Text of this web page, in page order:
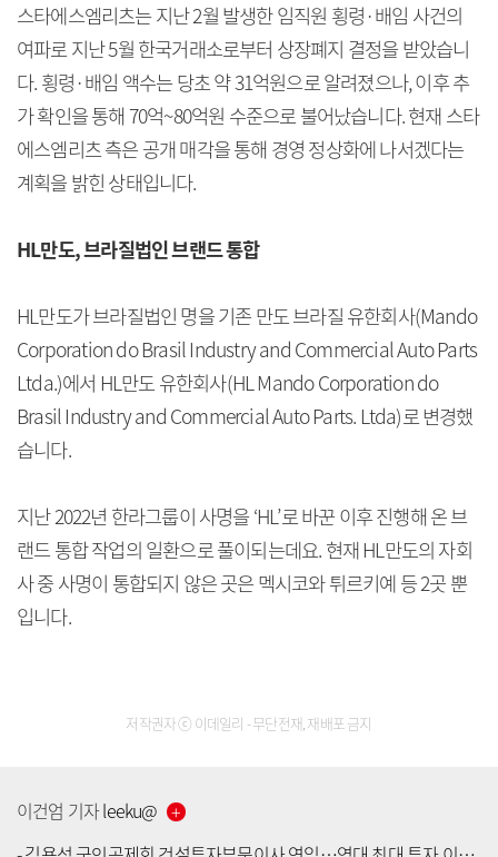
스타에스엠리츠는 지난 2월 발생한 임직원 횡령·배임 사건의
여파로 지난 5월 한국거래소로부터 상장폐지 결정을 받았습니
다. 횡령·배임 액수는 당초 약 31억원으로 알려졌으나, 이후 추
가 확인을 통해 70억~80억원 수준으로 불어났습니다. 현재 스타
에스엠리츠 측은 공개 매각을 통해 경영 정상화에 나서겠다는
계획을 밝힌 상태입니다.
HL만도, 브라질법인 브랜드 통합
HL만도가 브라질법인 명을 기존 만도 브라질 유한회사(Mando
Corporation do Brasil Industry and Commercial Auto Parts
Ltda.)에서 HL만도 유한회사(HL Mando Corporation do
Brasil Industry and Commercial Auto Parts. Ltda)로 변경했
습니다.
지난 2022년 한라그룹이 사명을 ‘HL’로 바꾼 이후 진행해 온 브
랜드 통합 작업의 일환으로 풀이되는데요. 현재 HL만도의 자회
사 중 사명이 통합되지 않은 곳은 멕시코와 튀르키예 등 2곳 뿐
입니다.
저작권자 ⓒ 이데일리 - 무단전재, 재배포 금지
이건엄 기자leeku@